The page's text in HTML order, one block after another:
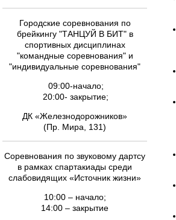
Городские соревнования по
брейкингу "ТАНЦУЙ В БИТ" в
спортивных дисциплинах
"командные соревнования" и
"индивидуальные соревнования"
09:00-начало;
20:00- закрытие;
ДК «Железнодорожников»
(Пр. Мира, 131)
Соревнования по звуковому дартсу
в рамках спартакиады среди
слабовидящих «Источник жизни»
10:00 – начало;
14:00 – закрытие